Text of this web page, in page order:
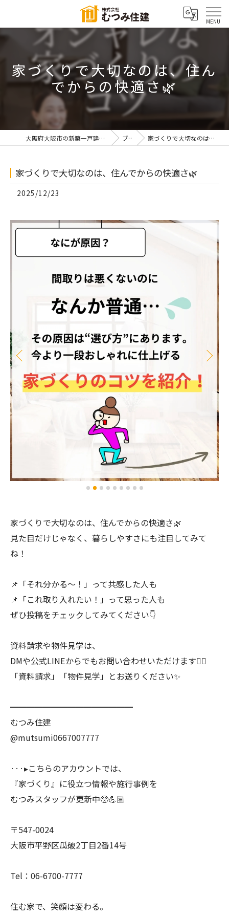
家づくりで大切なのは、住ん
でからの快適さ🌿
大阪府大阪市の新築一戸建てなら株式会社むつみ住建 ブログ 家づくりで大切なのは、住んでからの快適さ🌿
家づくりで大切なのは、住んでからの快適さ🌿
2025/12/23
家づくりで大切なのは、住んでからの快適さ🌿
見た目だけじゃなく、暮らしやすさにも注目してみて
ね！
📌「それ分かる〜！」って共感した人も
📌「これ取り入れたい！」って思った人も
ぜひ投稿をチェックしてみてください👇
資料請求や物件見学は、
DMや公式LINEからでもお問い合わせいただけます💁‍♀️
「資料請求」「物件見学」とお送りください✨
━━━━━━━━━━━━━━━
むつみ住建
@mutsumi0667007777
···▸こちらのアカウントでは、
『家づくり』に役立つ情報や施行事例を
むつみスタッフが更新中🥺💪🏽
〒547-0024
大阪市平野区瓜破2丁目2番14号
Tel：06-6700-7777
住む家で、笑顔は変わる。